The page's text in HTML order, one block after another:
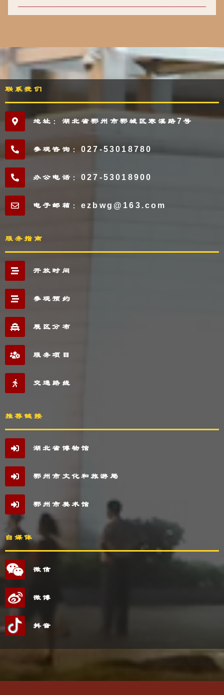
联系我们
地址：湖北省鄂州市鄂城区寒溪路7号
参观咨询：027-53018780
办公电话：027-53018900
电子邮箱：ezbwg@163.com
服务指南
开放时间
参观预约
展区分布
服务项目
交通路线
推荐链接
湖北省博物馆
鄂州市文化和旅游局
鄂州市美术馆
自媒体
微信
微博
抖音